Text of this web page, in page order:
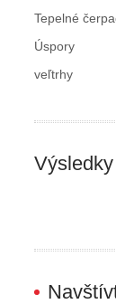
Tepelné
Úspory
veľtrhy